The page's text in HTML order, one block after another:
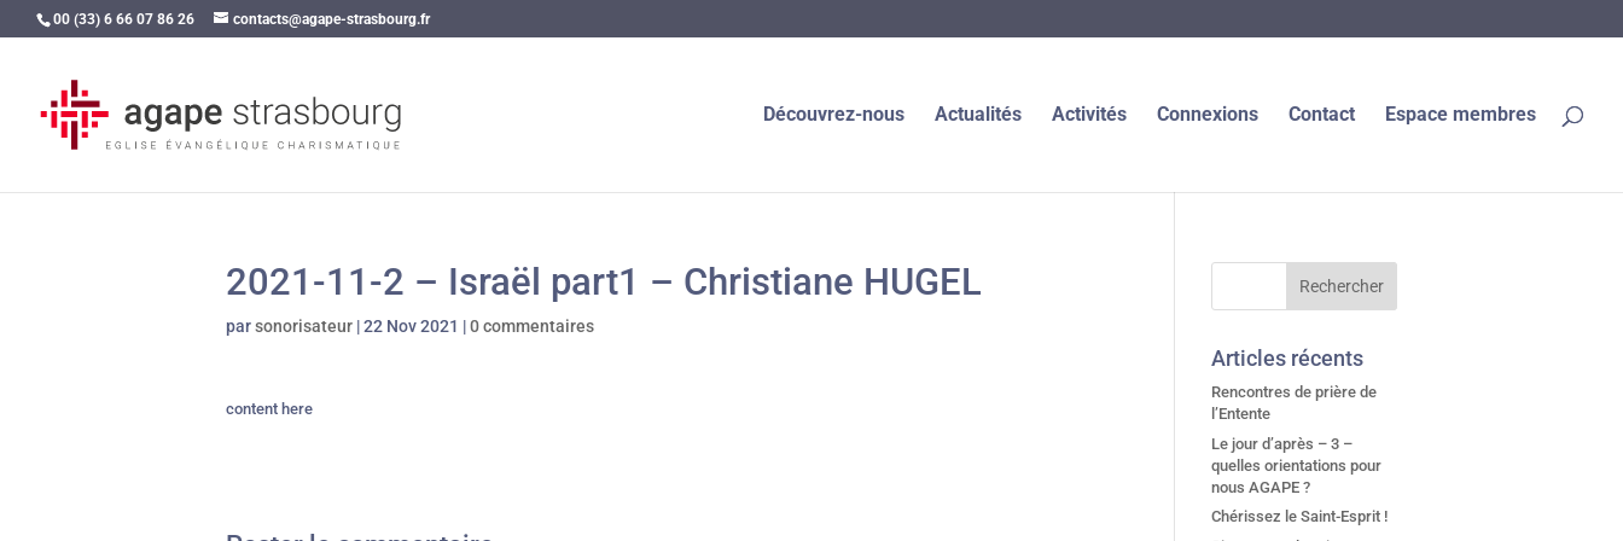
00 (33) 6 66 07 86 26 contacts@agape-strasbourg.fr
Découvrez-nous Actualités Activités Connexions Contact Espace membres
2021-11-2 – Israël part1 – Christiane HUGEL
parsonorisateur |22 Nov 2021 |0 commentaires
content here
Articles récents
Rencontres de prière de
l’Entente
Le jour d’après – 3 –
quelles orientations pour
nous AGAPE ?
Chérissez le Saint-Esprit !